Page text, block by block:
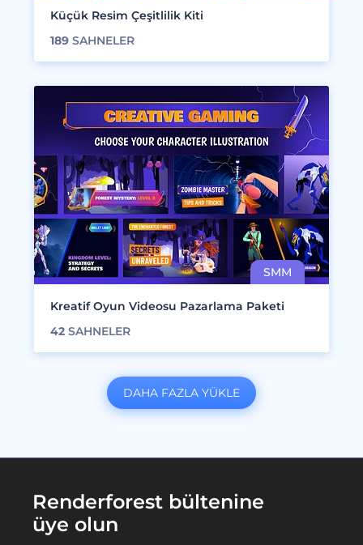
Küçük Resim Çeşitlilik Kiti
189 SAHNELER
Kreatif Oyun Videosu Pazarlama Paketi
42 SAHNELER
DAHA FAZLA YÜKLE
Renderforest bültenine
üye olun